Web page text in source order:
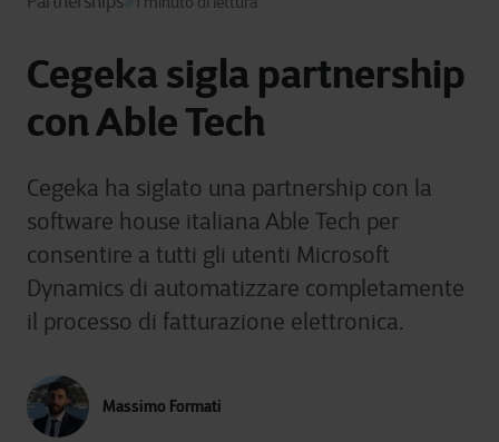
Cegeka sigla partnership
con Able Tech
Cegeka ha siglato una partnership con la
software house italiana Able Tech per
consentire a tutti gli utenti Microsoft
Dynamics di automatizzare completamente
il processo di fatturazione elettronica.
Massimo Formati